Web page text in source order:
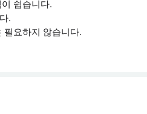
쉽습니다.
.
필요하지 않습니다.